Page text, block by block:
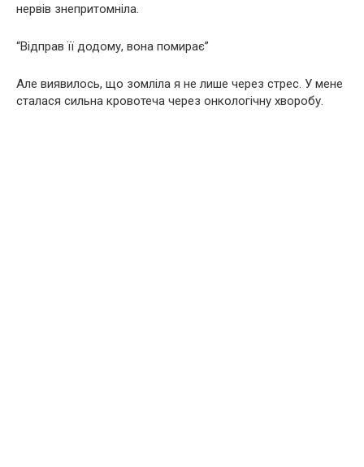
нервiв знепритомнiла.
“Вiдправ її додому, вона помирає”
Але виявилось, що зомлiла я не лише через стрес. У мене
сталася сильна кровотеча через онкологiчну хворобу.